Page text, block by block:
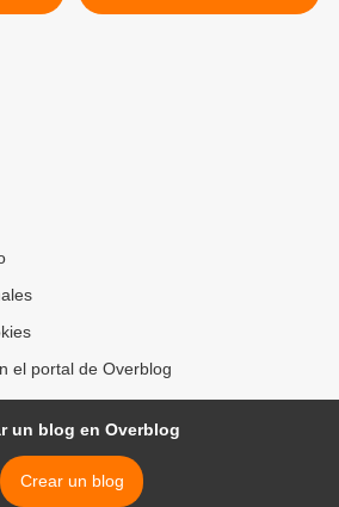
de
amenazas: "Métanse sus
el portal de Overblog
un blog en Overblog
Crear un blog